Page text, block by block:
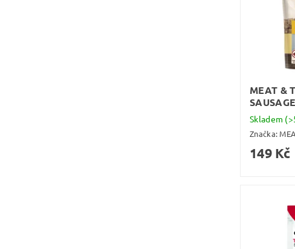
MEAT &
Skladem
Značka:
149 Kč